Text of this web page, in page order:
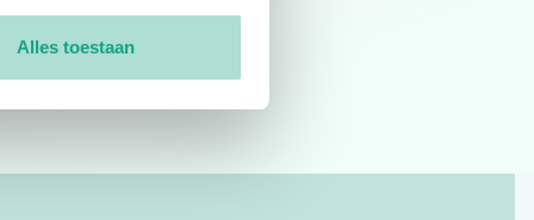
Alles toestaan